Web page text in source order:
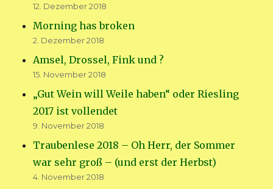
12. Dezember 2018
Morning has broken
2. Dezember 2018
Amsel, Drossel, Fink und ?
15. November 2018
„Gut Wein will Weile haben“ oder Riesling
2017 ist vollendet
9. November 2018
Traubenlese 2018 – Oh Herr, der Sommer
war sehr groß – (und erst der Herbst)
4. November 2018